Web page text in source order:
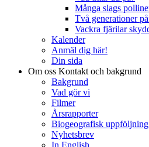
Många slags
Två generationer
Vackra fjärilar
Kalender
Anmäl dig här!
Din sida
Om oss Kontakt och bakgrund
Bakgrund
Vad gör vi
Filmer
Årsrapporter
Biogeografisk uppföljning
Nyhetsbrev
In English